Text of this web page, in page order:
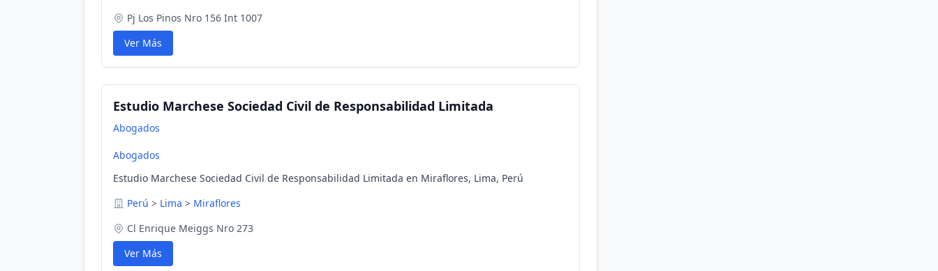
Pj Los Pinos Nro 156 Int 1007
Ver Más
Estudio Marchese Sociedad Civil de Responsabilidad Limitada
Abogados
Abogados
Estudio Marchese Sociedad Civil de Responsabilidad Limitada en Miraflores, Lima, Perú
Perú > Lima > Miraflores
Cl Enrique Meiggs Nro 273
Ver Más